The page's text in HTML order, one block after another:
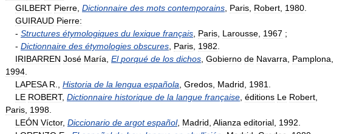
GILBERT Pierre Dictionnaire des mots contemporains Paris Robert 1980
GUIRAUD Pierre:
- Structures étymologiques du lexique français Paris Larousse 1967 ;
- Dictionnaire des étymologies obscures Paris 1982
IRIBARREN José María El porqué de los dichos Gobierno de Navarra Pamplona
1994
LAPESA R Historia de la lengua española Gredos Madrid 1981
LE ROBERT, Dictionnaire historique de la langue française éditions Le Robert
Paris 1998
LEÓN Víctor, Diccionario de argot español, Madrid Alianza editorial 1992